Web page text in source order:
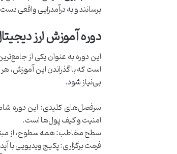
برسانند و به درآمدزایی واقعی
دوره آموزش ارز
این دوره به عنوان یکی از
است که با گذراندن این آموزش،
بی‌نیاز شود.
سرفصل‌های کلیدی: این دوره
امنیت و کیف پول‌ها است.
سطح مخاطب: همه سطوح، از
فرمت برگزاری: پکیج ویدیویی با